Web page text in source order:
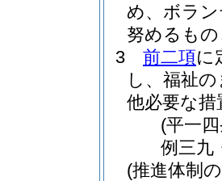
め、ボラ
努めるも
3
前二項に
し、福祉
他必要な
(平一
例三九
(推進体制